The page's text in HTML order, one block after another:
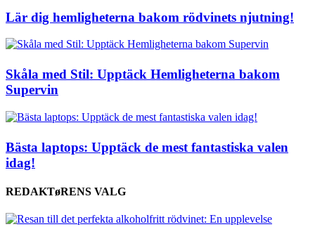
Lär dig hemligheterna bakom rödvinets njutning!
Skåla med Stil: Upptäck Hemligheterna bakom
Supervin
Bästa laptops: Upptäck de mest fantastiska valen
idag!
REDAKTøRENS VALG